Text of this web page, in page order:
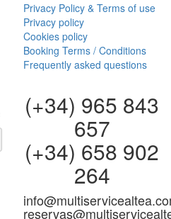
Privacy Policy & Terms of use
Privacy policy
Cookies policy
Booking Terms / Conditions
Frequently asked questions
(+34) 965 843
657
(+34) 658 902
264